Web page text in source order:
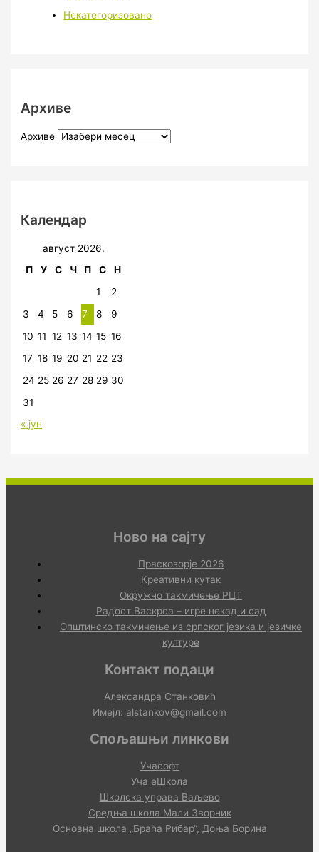
Некатегоризовано
Архиве
Архиве
Календар
август 2026.
П
У С Ч П С
Н
1
2
3
4 5 6 7 8
9
10 11 12 13 14 15 16
17 18 19 20 21 22 23
24 25 26 27 28 29 30
31
« јун
Ново на сајту
Праскозорје 2026
Креативни кутак
Окружно такмичење РЦТ
Радост Васкрса – игре некад и сад
Општинско такмичење из српског језика и језичке
културе
Контакт подаци
Александра Станковић
Имејл: alstankov@gmail.com
Спољашњи линкови
Учасофт
Уча еШкола
Школска управа Ваљево
Средња школа Мали Зворник
Основна школа „Браћа Рибар“, Доња Борина